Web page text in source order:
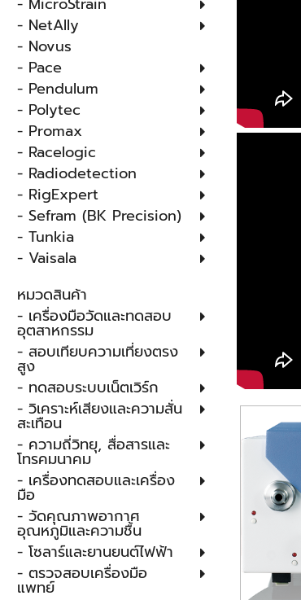
- NetAlly
- Novus
- Pace
- Pendulum
- Polytec
- Promax
- Racelogic
- Radiodetection
- RigExpert
- Sefram (BK Precision)
- Tunkia
- Vaisala
หมวดสินค้า
- เครื่องมือวัดและทดสอบ
อุตสาหกรรม
- สอบเทียบความเที่ยงตรง
สูง
- ทดสอบระบบเน็ตเวิร์ก
- วิเคราะห์เสียงและความสั่น
สะเทือน
- ความถี่วิทยุ, สื่อสารและ
โทรคมนาคม
- เครื่องทดสอบและเครื่อง
มือ
- วัดคุณภาพอากาศ
อุณหภูมิและความชื้น
- โซลาร์และยานยนต์ไฟฟ้า
- ตรวจสอบเครื่องมือ
แพทย์